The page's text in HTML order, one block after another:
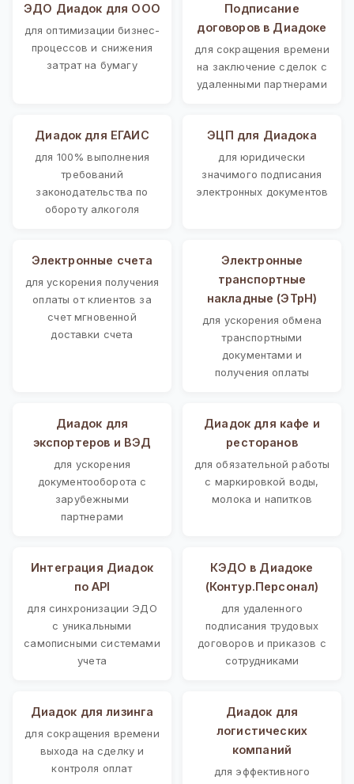
ЭДО Диадок для ООО
для оптимизации бизнес-
процессов и снижения
затрат на бумагу
Подписание
договоров в Диадоке
для сокращения времени
на заключение сделок с
удаленными партнерами
Диадок для ЕГАИС
для 100% выполнения
требований
законодательства по
обороту алкоголя
ЭЦП для Диадока
для юридически
значимого подписания
электронных документов
Электронные счета
для ускорения получения
оплаты от клиентов за
счет мгновенной
доставки счета
Электронные
транспортные
накладные (ЭТрН)
для ускорения обмена
транспортными
документами и
получения оплаты
Диадок для
экспортеров и ВЭД
для ускорения
документооборота с
зарубежными
партнерами
Диадок для кафе и
ресторанов
для обязательной работы
с маркировкой воды,
молока и напитков
Интеграция Диадок
по API
для синхронизации ЭДО
с уникальными
самописными системами
учета
КЭДО в Диадоке
(Контур.Персонал)
для удаленного
подписания трудовых
договоров и приказов с
сотрудниками
Диадок для лизинга
для сокращения времени
выхода на сделку и
контроля оплат
Диадок для
логистических
компаний
для эффективного